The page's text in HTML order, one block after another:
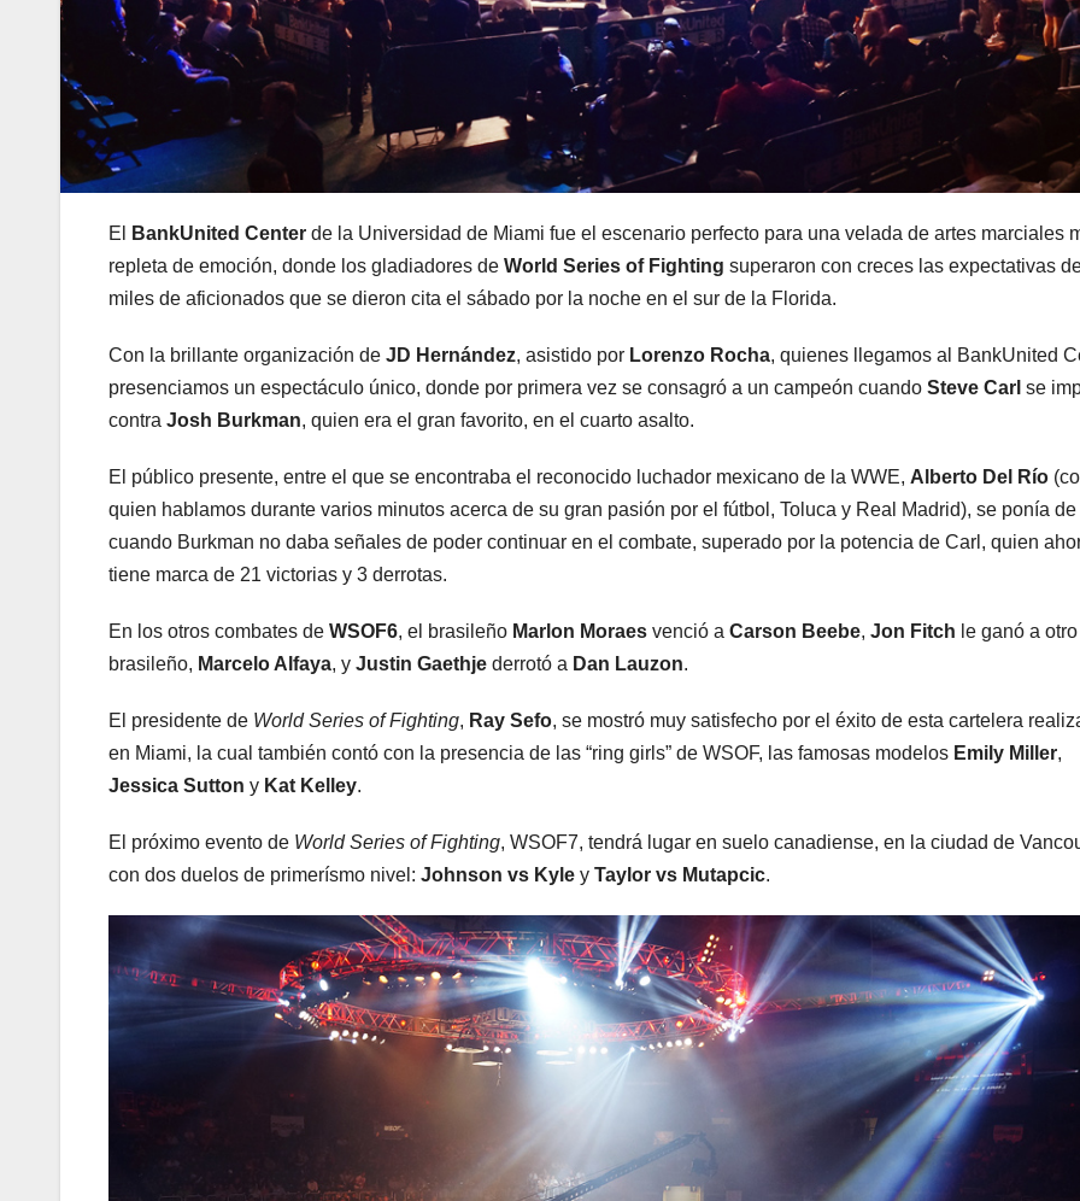
El BankUnited Center de la Universidad de Miami fue el escenario perfecto para una velada de artes marciales
repleta de emoción, donde los gladiadores de World Series of Fighting superaron con creces las expectativas
miles de aficionados que se dieron cita el sábado por la noche en el sur de la Florida.
Con la brillante organización de JD Hernández, asistido por Lorenzo Rocha, quienes llegamos al BankUnited
presenciamos un espectáculo único, donde por primera vez se consagró a un campeón cuando Steve Carl se
contra Josh Burkman, quien era el gran favorito, en el cuarto asalto.
El público presente, entre el que se encontraba el reconocido luchador mexicano de la WWE, Alberto Del Río
quien hablamos durante varios minutos acerca de su gran pasión por el fútbol, Toluca y Real Madrid), se ponía
cuando Burkman no daba señales de poder continuar en el combate, superado por la potencia de Carl, quien
tiene marca de 21 victorias y 3 derrotas.
En los otros combates de WSOF6, el brasileño Marlon Moraes venció a Carson Beebe, Jon Fitch le ganó a otro
brasileño, Marcelo Alfaya, y Justin Gaethje derrotó a Dan Lauzon.
El presidente de World Series of Fighting, Ray Sefo, se mostró muy satisfecho por el éxito de esta cartelera
en Miami, la cual también contó con la presencia de las “ring girls” de WSOF, las famosas modelos Emily Miller,
Jessica Sutton y Kat Kelley.
El próximo evento de World Series of Fighting, WSOF7, tendrá lugar en suelo canadiense, en la ciudad de
con dos duelos de primerísmo nivel: Johnson vs Kyle y Taylor vs Mutapcic.